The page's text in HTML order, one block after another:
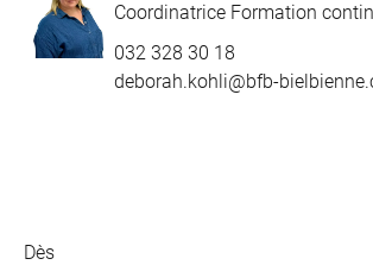
Coordinatrice Formation
032 328 30 18
deborah.kohli@bfb-
Dès